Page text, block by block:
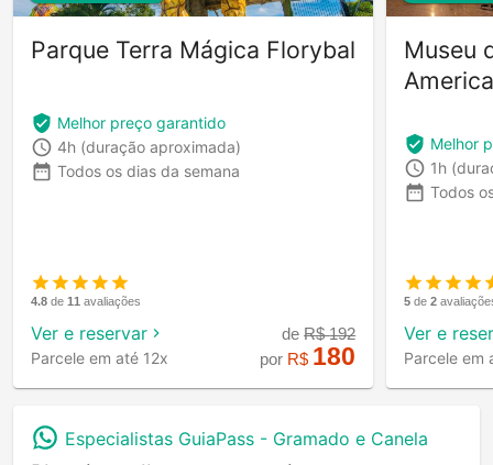
Parque Terra Mágica Florybal
Melhor preço garantido
4h (duração aproximada)
Todos os dias da semana
4.8 de 11 avaliações
Ver e reservar
Parcele em até 12x
deR$192
por R$ 180
Museu
Melhor
1h
Todos
5 de 2
Ver e
Parcele em
Especialistas GuiaPass - Gramado e Canela